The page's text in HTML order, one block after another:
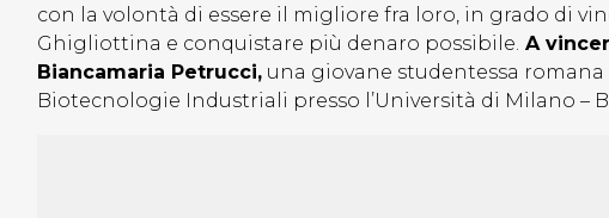
con la volontà di essere il migliore fra loro, in grado di
Ghigliottina e conquistare più denaro possibile. A
Biancamaria Petrucci, una giovane studentessa
Biotecnologie Industriali presso l’Università di Milano –